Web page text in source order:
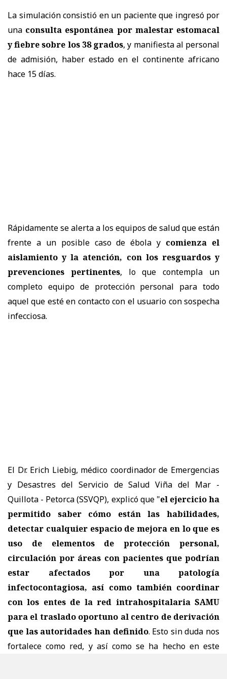
La simulación consistió en un paciente que ingresó por
una consulta espontánea por malestar estomacal
y fiebre sobre los 38 grados, y manifiesta al personal
de admisión, haber estado en el continente africano
hace 15 días.
Rápidamente se alerta a los equipos de salud que están
frente a un posible caso de ébola y comienza el
aislamiento y la atención, con los resguardos y
prevenciones pertinentes, lo que contempla un
completo equipo de protección personal para todo
aquel que esté en contacto con el usuario con sospecha
infecciosa.
El Dr. Erich Liebig, médico coordinador de Emergencias
y Desastres del Servicio de Salud Viña del Mar -
Quillota - Petorca (SSVQP), explicó que "el ejercicio ha
permitido saber cómo están las habilidades,
detectar cualquier espacio de mejora en lo que es
uso de elementos de protección personal,
circulación por áreas con pacientes que podrían
estar afectados por una patología
infectocontagiosa, así como también coordinar
con los entes de la red intrahospitalaria SAMU
para el traslado oportuno al centro de derivación
que las autoridades han definido. Esto sin duda nos
fortalece como red, y así como se ha hecho en este